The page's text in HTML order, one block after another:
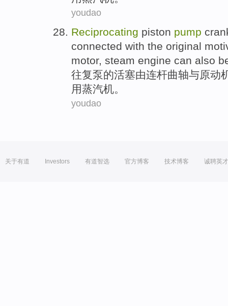
youdao
Reciprocating piston pump
connected with the original
motor, steam engine can also
往复泵的活塞由连杆曲轴与原动
用蒸汽机。
youdao
关于有道 Investors 有道智选 官方博客 技术博客 诚聘英才